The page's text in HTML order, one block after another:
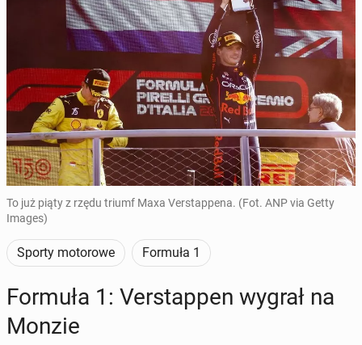
To już piąty z rzędu triumf Maxa Verstappena. (Fot. ANP via Getty
Images)
Sporty motorowe Formuła 1
Formuła 1: Ver­stap­pen wygrał na
Monzie